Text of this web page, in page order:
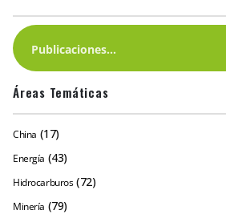
Áreas Temáticas
China (17)
Energía (43)
Hidrocarburos (72)
Minería (79)